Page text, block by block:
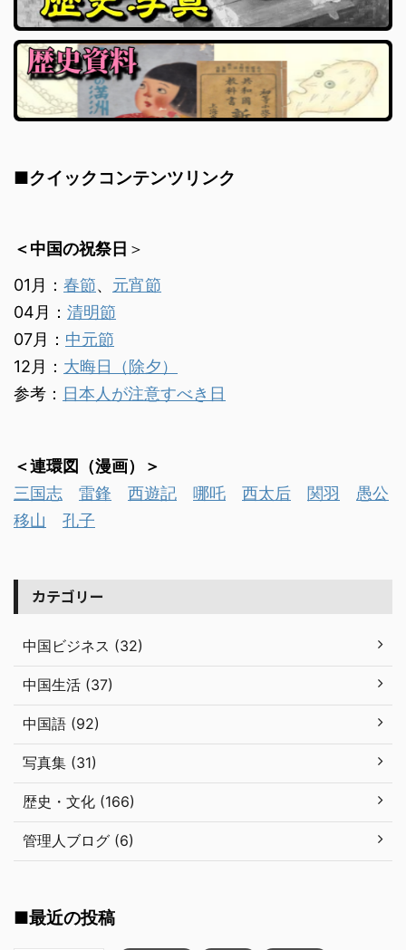
■クイックコンテンツリンク
＜中国の祝祭日 ＞
01月： 春節、 元宵節
04月： 清明節
07月： 中元節
12月： 大晦日（除夕）
参考： 日本人が注意すべき日
＜連環図（漫画）＞
三国志
雷鋒 西遊記 哪吒 西太后 関羽
愚公
移山
孔子
カテゴリー
中国ビジネス (32)
中国生活 (37)
中国語 (92)
写真集 (31)
歴史・文化 (166)
管理人ブログ (6)
■最近の投稿